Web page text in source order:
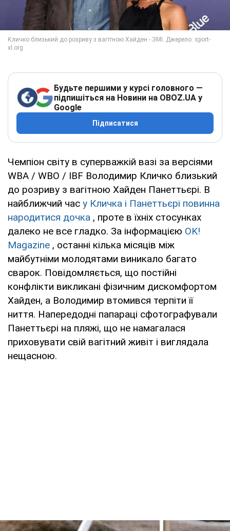
Будьте першими у курсі головного —
підпишіться на Новини на OBOZ.UA у
Google
Підписатися
Чемпіон світу в суперважкій вазі за версіями
WBA / WBO / IBF Володимир Кличко близький
до розриву з вагітною Хайден Панеттьєрі. В
найближчий час у Кличка і Панеттьєрі повинна
народитися дочка , проте в їхніх стосунках
далеко не все гладко. За інформацією OK!
Magazine , останні кілька місяців між
майбутніми молодятами виникало багато
сварок. Повідомляється, що постійні
конфлікти викликані фізичним дискомфортом
Хайден, а Володимир втомився терпіти її
ниття. Напередодні папараці сфотографували
Панеттьєрі на пляжі, що не намагалася
приховувати свій вагітний живіт і виглядала
нещасною.